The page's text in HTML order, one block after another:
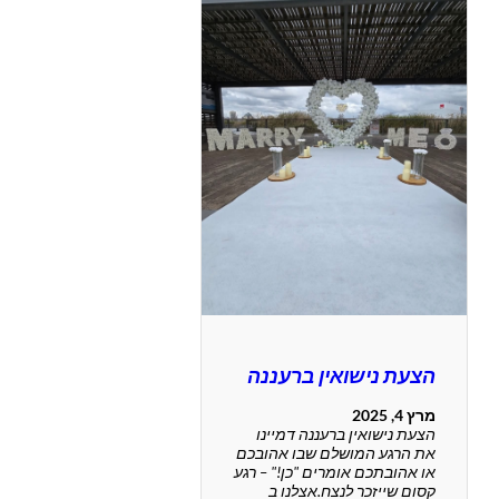
הצעת נישואין ברעננה
מרץ 4, 2025
הצעת נישואין ברעננה דמיינו
את הרגע המושלם שבו אהובכם
או אהובתכם אומרים "כן!" – רגע
קסום שייזכר לנצח.אצלנו ב